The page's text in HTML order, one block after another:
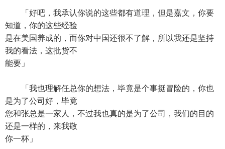
「好吧，我承认你说的这些都有道理，但是嘉文，你要
知道，你的这些经验
是在美国养成的，而你对中国还很不了解，所以我还是坚持
我的看法，这批货不
能要」
「我也理解任总你的想法，毕竟是个事挺冒险的，你也
是为了公司好，毕竟
您和张总是一家人，不过我也真的是为了公司，我们的目的
还是一样的，来我敬
你一杯」